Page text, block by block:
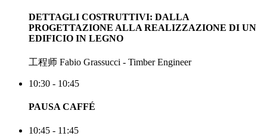
DETTAGLI COSTRUTTIVI: DALLA
PROGETTAZIONE ALLA REALIZZAZIONE DI UN
EDIFICIO IN LEGNO
工程师 Fabio Grassucci - Timber Engineer
10:30 - 10:45
PAUSA CAFFÉ
10:45 - 11:45